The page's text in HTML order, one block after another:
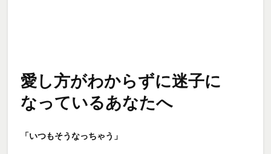
愛し方がわからずに迷子に
なっているあなたへ
「いつもそうなっちゃう」